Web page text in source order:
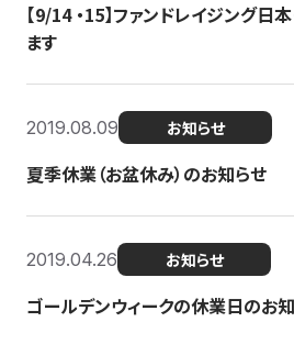
【9/14 ・15】ファンドレイジング日
ます
2019.08.09 お知らせ
夏季休業（お盆休み）のお知らせ
2019.04.26 お知らせ
ゴールデンウィークの休業日のお